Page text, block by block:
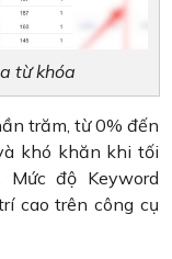
từ khóa
trăm, từ 0% đến
khó khăn khi tối
độ Keyword
cao trên công cụ